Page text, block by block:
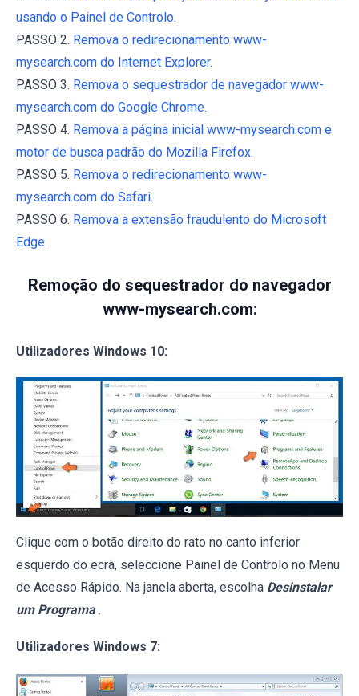
usando o Painel de Controlo.
PASSO 2. Remova o redirecionamento www-
mysearch.com do Internet Explorer.
PASSO 3. Remova o sequestrador de navegador www-
mysearch.com do Google Chrome.
PASSO 4. Remova a página inicial www-mysearch.com e
motor de busca padrão do Mozilla Firefox.
PASSO 5. Remova o redirecionamento www-
mysearch.com do Safari.
PASSO 6. Remova a extensão fraudulento do Microsoft
Edge.
Remoção do sequestrador do navegador
www-mysearch.com:
Utilizadores Windows 10:
Clique com o botão direito do rato no canto inferior
esquerdo do ecrã, seleccione Painel de Controlo no Menu
de Acesso Rápido. Na janela aberta, escolha Desinstalar
um Programa .
Utilizadores Windows 7: